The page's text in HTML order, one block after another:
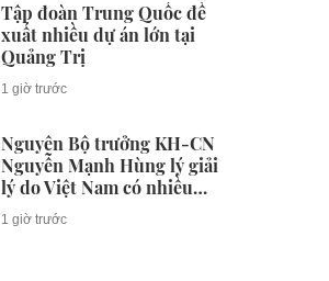
Tập đoàn Trung Quốc đề
xuất nhiều dự án lớn tại
Quảng Trị
1 giờ trước
Nguyên Bộ trưởng KH-CN
Nguyễn Mạnh Hùng lý giải
lý do Việt Nam có nhiều
doanh nghiệp khởi nghiệp
thành công, nhưng lại ít
1 giờ trước